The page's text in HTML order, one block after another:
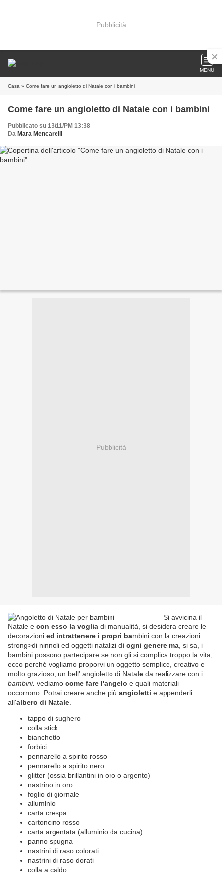
Pubblicità
MENU
Casa » Come fare un angioletto di Natale con i bambini
Come fare un angioletto di Natale con i bambini
Pubblicato su 13/11/PM 13:38
Da Mara Mencarelli
Pubblicità
Si avvicina il
Natale e con esso la voglia di manualità, si desidera creare le
decorazioni ed intrattenere i propri bambini con la creazioni
strong>di ninnoli ed oggetti natalizi di ogni genere ma , si sa, i
bambini possono partecipare se non gli si complica troppo la vita,
ecco perché vogliamo proporvi un oggetto semplice, creativo e
molto grazioso, un bell' angioletto di Natale da realizzare con i
bambini. vediamo come fare l'angelo e quali materiali
occorrono. Potrai creare anche più angioletti e appenderli
all'albero di Natale
tappo di sughero
colla stick
bianchetto
forbici
pennarello a spirito rosso
pennarello a spirito nero
glitter (ossia brillantini in oro o argento)
nastrino in oro
foglio di giornale
alluminio
carta crespa
cartoncino rosso
carta argentata (alluminio da cucina)
panno spugna
nastrini di raso colorati
nastrini di raso dorati
colla a caldo